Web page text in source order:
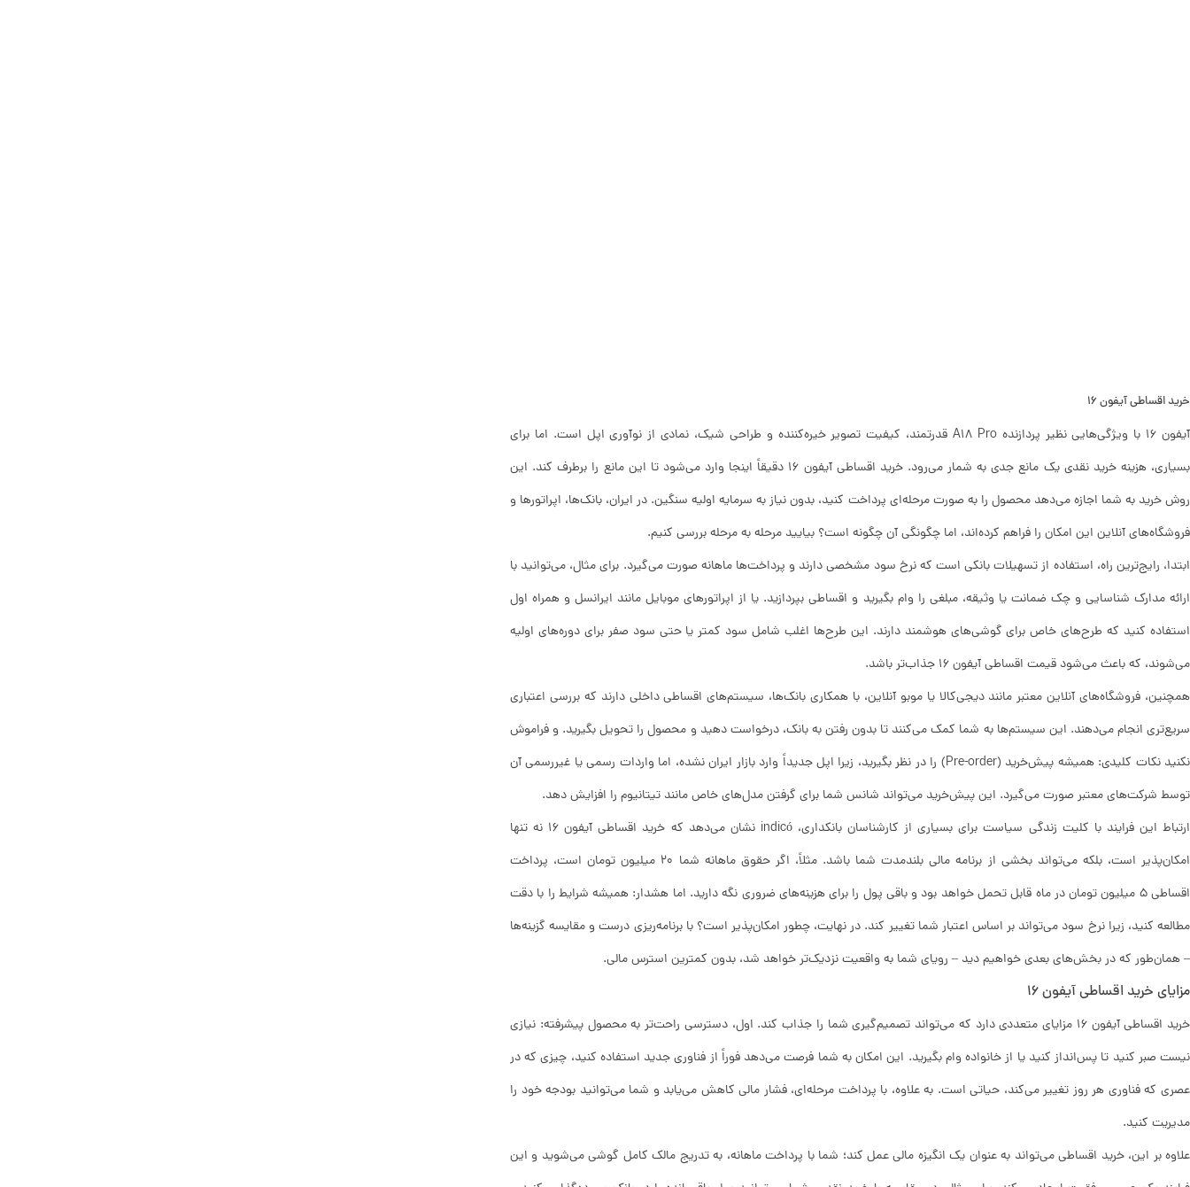
خرید اقساطی آیفون 16
آیفون 16 با ویژگی‌هایی نظیر پردازنده A18 Pro قدرتمند، کیفیت تصویر خیره‌کننده و طراحی شیک، نمادی از نوآوری اپل است. اما برای
بسیاری، هزینه خرید نقدی یک مانع جدی به شمار می‌رود. خرید اقساطی آیفون 16 دقیقاً اینجا وارد می‌شود تا این مانع را برطرف کند. این
روش خرید به شما اجازه می‌دهد محصول را به صورت مرحله‌ای پرداخت کنید، بدون نیاز به سرمایه اولیه سنگین. در ایران، بانک‌ها، اپراتورها و
فروشگاه‌های آنلاین این امکان را فراهم کرده‌اند، اما چگونگی آن چگونه است؟ بیایید مرحله به مرحله بررسی کنیم.
ابتدا، رایج‌ترین راه، استفاده از تسهیلات بانکی است که نرخ سود مشخصی دارند و پرداخت‌ها ماهانه صورت می‌گیرد. برای مثال، می‌توانید با
ارائه مدارک شناسایی و چک ضمانت یا وثیقه، مبلغی را وام بگیرید و اقساطی بپردازید. یا از اپراتورهای موبایل مانند ایرانسل و همراه اول
استفاده کنید که طرح‌های خاص برای گوشی‌های هوشمند دارند. این طرح‌ها اغلب شامل سود کمتر یا حتی سود صفر برای دوره‌های اولیه
می‌شوند، که باعث می‌شود قیمت اقساطی آیفون 16 جذاب‌تر باشد.
همچنین، فروشگاه‌های آنلاین معتبر مانند دیجی‌کالا یا موبو آنلاین، با همکاری بانک‌ها، سیستم‌های اقساطی داخلی دارند که بررسی اعتباری
سریع‌تری انجام می‌دهند. این سیستم‌ها به شما کمک می‌کنند تا بدون رفتن به بانک، درخواست دهید و محصول را تحویل بگیرید. و فراموش
نکنید نکات کلیدی: همیشه پیش‌خرید (Pre-order) را در نظر بگیرید، زیرا اپل جدیداً وارد بازار ایران نشده، اما واردات رسمی یا غیررسمی آن
توسط شرکت‌های معتبر صورت می‌گیرد. این پیش‌خرید می‌تواند شانس شما برای گرفتن مدل‌های خاص مانند تیتانیوم را افزایش دهد.
ارتباط این فرایند با کلیت زندگی سیاست برای بسیاری از کارشناسان بانکداری، indicó نشان می‌دهد که خرید اقساطی آیفون 16 نه تنها
امکان‌پذیر است، بلکه می‌تواند بخشی از برنامه مالی بلندمدت شما باشد. مثلاً، اگر حقوق ماهانه شما ۲۰ میلیون تومان است، پرداخت
اقساطی ۵ میلیون تومان در ماه قابل تحمل خواهد بود و باقی پول را برای هزینه‌های ضروری نگه دارید. اما هشدار: همیشه شرایط را با دقت
مطالعه کنید، زیرا نرخ سود می‌تواند بر اساس اعتبار شما تغییر کند. در نهایت، چطور امکان‌پذیر است؟ با برنامه‌ریزی درست و مقایسه گزینه‌ها
– همان‌طور که در بخش‌های بعدی خواهیم دید – رویای شما به واقعیت نزدیک‌تر خواهد شد، بدون کمترین استرس مالی.
مزایای خرید اقساطی آیفون 16
خرید اقساطی آیفون 16 مزایای متعددی دارد که می‌تواند تصمیم‌گیری شما را جذاب کند. اول، دسترسی راحت‌تر به محصول پیشرفته: نیازی
نیست صبر کنید تا پس‌انداز کنید یا از خانواده وام بگیرید. این امکان به شما فرصت می‌دهد فوراً از فناوری جدید استفاده کنید، چیزی که در
عصری که فناوری هر روز تغییر می‌کند، حیاتی است. به علاوه، با پرداخت مرحله‌ای، فشار مالی کاهش می‌یابد و شما می‌توانید بودجه خود را
مدیریت کنید.
علاوه بر این، خرید اقساطی می‌تواند به عنوان یک انگیزه مالی عمل کند؛ شما با پرداخت ماهانه، به تدریج مالک کامل گوشی می‌شوید و این